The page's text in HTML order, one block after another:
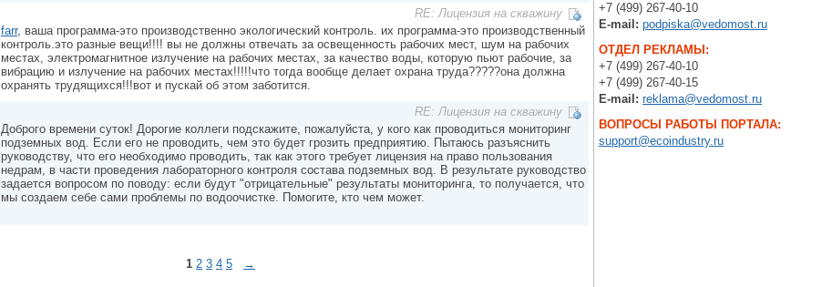
RE: Лицензия на скважину
farr, ваша программа-это производственно экологический контроль. их программа-это производственный
контроль.это разные вещи!!!! вы не должны отвечать за освещенность рабочих мест, шум на рабочих
местах, электромагнитное излучение на рабочих местах, за качество воды, которую пьют рабочие, за
вибрацию и излучение на рабочих местах!!!!!что тогда вообще делает охрана труда?????она должна
охранять трудящихся!!!вот и пускай об этом заботится.
RE: Лицензия на скважину
Доброго времени суток! Дорогие коллеги подскажите, пожалуйста, у кого как проводиться мониторинг
подземных вод. Если его не проводить, чем это будет грозить предприятию. Пытаюсь разъяснить
руководству, что его необходимо проводить, так как этого требует лицензия на право пользования
недрам, в части проведения лабораторного контроля состава подземных вод. В результате руководство
задается вопросом по поводу: если будут "отрицательные" результаты мониторинга, то получается, что
мы создаем себе сами проблемы по водоочистке. Помогите, кто чем может.
1 2 3 4 5 →
+7 (499) 267-40-10
E-mail: podpiska@vedomost.ru
ОТДЕЛ РЕКЛАМЫ:
+7 (499) 267-40-10
+7 (499) 267-40-15
E-mail: reklama@vedomost.ru
ВОПРОСЫ РАБОТЫ ПОРТАЛА:
support@ecoindustry.ru